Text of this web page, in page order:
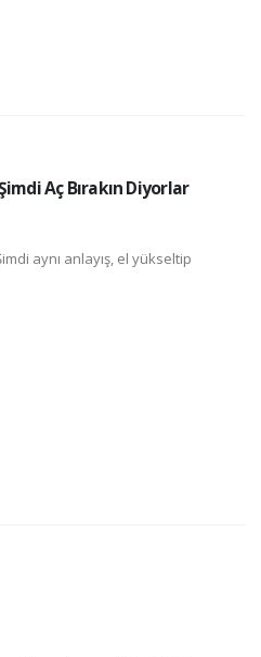
Aç Bırakın Diyorlar
aynı anlayış, el yükseltip